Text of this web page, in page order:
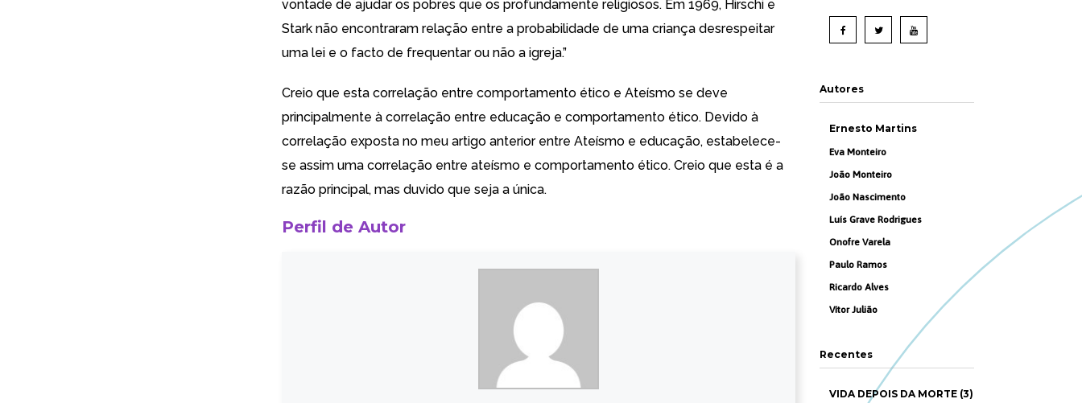
vontade de ajudar os pobres que os profundamente religiosos. Em 1969, Hirschi e
Stark não encontraram relação entre a probabilidade de uma criança desrespeitar
uma lei e o facto de frequentar ou não a igreja.”
Creio que esta correlação entre comportamento ético e Ateísmo se deve
principalmente à correlação entre educação e comportamento ético. Devido à
correlação exposta no meu artigo anterior entre Ateísmo e educação, estabelece-
se assim uma correlação entre ateísmo e comportamento ético. Creio que esta é a
razão principal, mas duvido que seja a única.
Perfil de Autor
Autores
Ernesto Martins
Eva Monteiro
João Monteiro
João Nascimento
Luís Grave Rodrigues
Onofre Varela
Paulo Ramos
Ricardo Alves
Vítor Julião
Recentes
VIDA DEPOIS DA MORTE (3)